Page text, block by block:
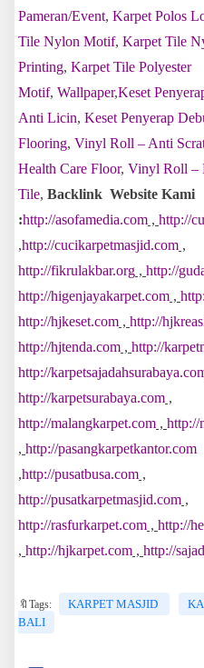
Pameran/Event, Karpet Polos
Tile Nylon Motif, Karpet Tile
Printing, Karpet Tile Polyester
Motif, Wallpaper,Keset
Anti Licin, Keset Penyerap
Flooring, Vinyl Roll – Anti
Health Care Floor, Vinyl Roll –
Tile, Backlink Website Kami
:http://asofamedia.com , http://
,http://cucikarpetmasjid.com ,
http://fikrulakbar.org , http://
http://higenjayakarpet.com ,
http://hjkeset.com , http://
http://hjtenda.com , http://
http://
http://karpetsurabaya.com ,
http://malangkarpet.com , http://
, http://pasangkarpetkantor.com
,http://pusatbusa.com ,
http://pusatkarpetmasjid.com ,
http://rasfurkarpet.com , http://
, http://hjkarpet.com , http://
🔖Tags: KARPET MASJID
BALI